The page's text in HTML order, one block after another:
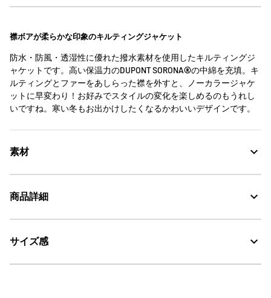
襟ボアが柔らかな印象のキルティングジャケット
防水・防風・透湿性に優れた撥水素材を使用したキルティングジ
ャケットです。高い保温力のDUPONT SORONA®の中綿を充填。キ
ルティングとファーをあしらった襟を外すと、ノーカラージャケ
ットに早変わり！お好みでスタイルの変化を楽しめるのもうれし
いですね。寒い冬もお出かけしたくなるかわいいデザインです。
素材
素材の特徴
誇るDUPONT SORONA®の中綿
Water Repellent：撥水
商品詳細
・色：アボカ (005)
サイズ感